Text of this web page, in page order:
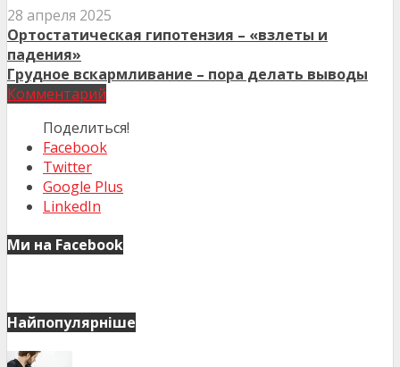
28 апреля 2025
Ортостатическая гипотензия – «взлеты и
падения»
Грудное вскармливание – пора делать выводы
Комментарий
Поделиться!
Facebook
Twitter
Google Plus
LinkedIn
Ми на Facebook
Найпопулярніше